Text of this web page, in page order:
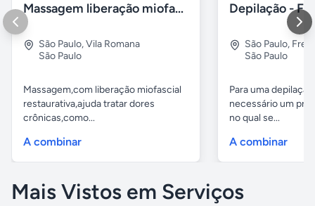
Massagem liberação miofascial
São Paulo,Vila Romana
São Paulo
Massagem,com liberação miofascial
restaurativa,ajuda tratar dores
crônicas,como...
A combinar
Depilação -
São Paulo,
São Paulo
Para uma
necessário um
no qual se...
A combinar
Mais Vistos em Serviços